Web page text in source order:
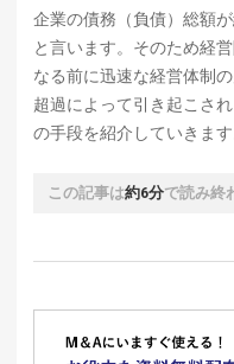
企業の債務（負債）総額
と言います。そのため経
なる前に迅速な経営体制
超過によって引き起こさ
の手段を紹介していきます
この記事は約6分で読み終